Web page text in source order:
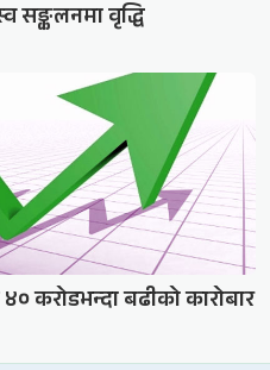
सङ्कलनमा वृद्धि
करोडभन्दा बढीको कारोबार